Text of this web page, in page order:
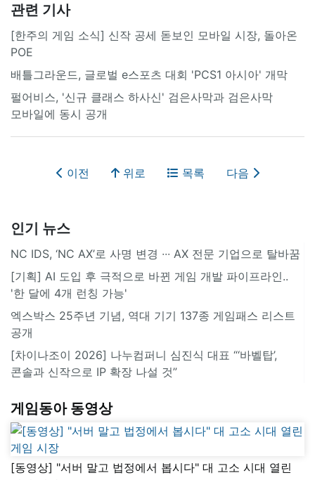
관련 기사
[한주의 게임 소식] 신작 공세 돋보인 모바일 시장, 돌아온
POE
배틀그라운드, 글로벌 e스포츠 대회 'PCS1 아시아' 개막
펄어비스, '신규 클래스 하사신' 검은사막과 검은사막
모바일에 동시 공개
이전 위로 목록 다음
인기 뉴스
NC IDS, ‘NC AX’로 사명 변경 ∙∙∙ AX 전문 기업으로 탈바꿈
[기획] AI 도입 후 극적으로 바뀐 게임 개발 파이프라인..
'한 달에 4개 런칭 가능'
엑스박스 25주년 기념, 역대 기기 137종 게임패스 리스트
공개
[차이나조이 2026] 나누컴퍼니 심진식 대표 “‘바벨탑’,
콘솔과 신작으로 IP 확장 나설 것”
게임동아 동영상
[동영상] "서버 말고 법정에서 봅시다" 대 고소 시대 열린